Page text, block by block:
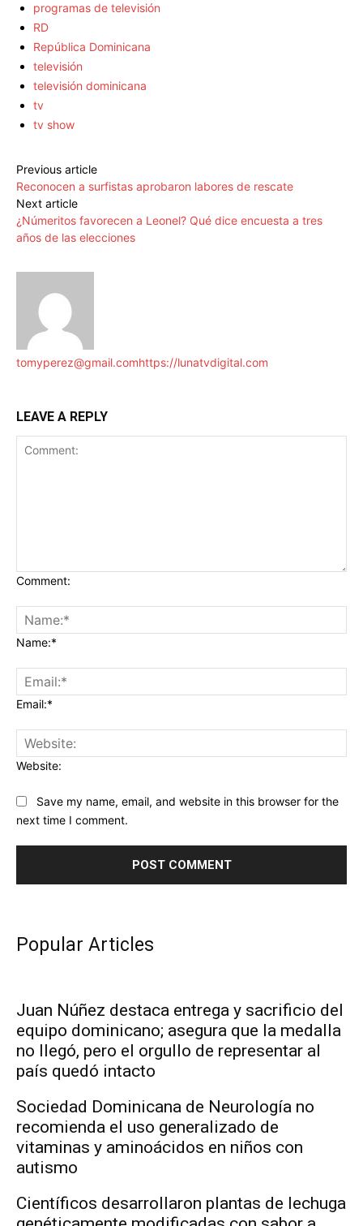
programas de televisión
RD
República Dominicana
televisión
televisión dominicana
tv
tv show
Previous article
Reconocen a surfistas aprobaron labores de rescate
Next article
¿Númeritos favorecen a Leonel? Qué dice encuesta a tres
años de las elecciones
tomyperez@gmail.comhttps://lunatvdigital.com
LEAVE A REPLY
Comment:
Name:*
Email:*
Website:
Save my name, email, and website in this browser for the
next time I comment.
Popular Articles
Juan Núñez destaca entrega y sacrificio del
equipo dominicano; asegura que la medalla
no llegó, pero el orgullo de representar al
país quedó intacto
Sociedad Dominicana de Neurología no
recomienda el uso generalizado de
vitaminas y aminoácidos en niños con
autismo
Científicos desarrollaron plantas de lechuga